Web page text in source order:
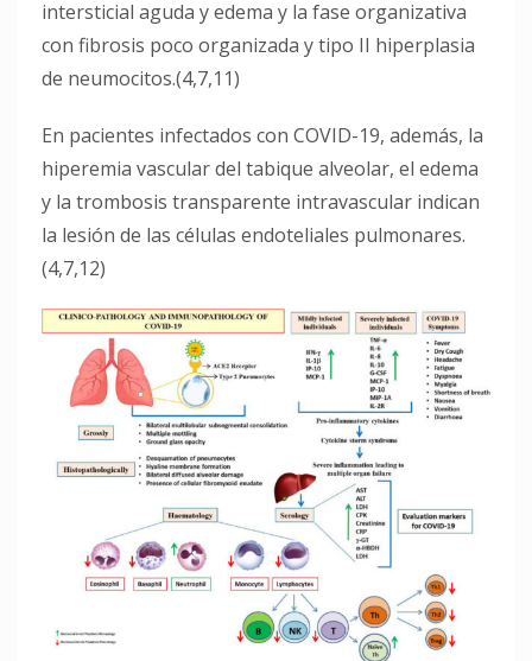
intersticial aguda y edema y la fase organizativa
con fibrosis poco organizada y tipo II hiperplasia
de neumocitos.(4,7,11)
En pacientes infectados con COVID-19, además, la
hiperemia vascular del tabique alveolar, el edema
y la trombosis transparente intravascular indican
la lesión de las células endoteliales pulmonares.
(4,7,12)